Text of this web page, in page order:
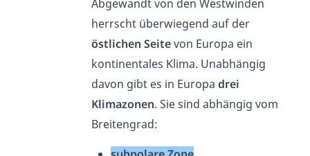
Abgewandt von den Westwinden
herrscht überwiegend auf der
östlichen Seitevon Europa ein
kontinentales Klima. Unabhängig
davon gibt es in Europadrei
Klimazonen. Sie sind abhängig vom
Breitengrad: